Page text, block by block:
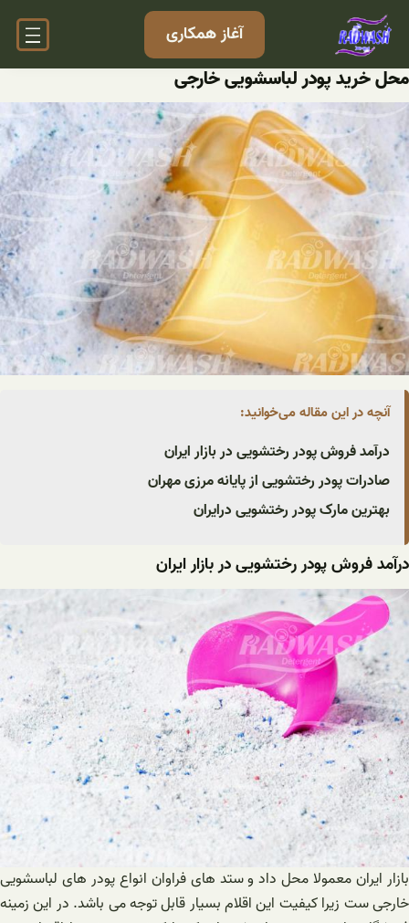
رفتن
آغاز همکاری
محل خرید پودر لباسشویی خارجی
آنچه در این مقاله می‌خوانید:
درآمد فروش پودر رختشویی در بازار ایران
صادرات پودر رختشویی از پایانه مرزی مهران
بهترین مارک پودر رختشویی درایران
درآمد فروش پودر رختشویی در بازار ایران
بازار ایران معمولا محل داد و ستد های فراوان انواع پودر های لباسشویی
خارجی ست زیرا کیفیت این اقلام بسیار قابل توجه می باشد. در این زمینه